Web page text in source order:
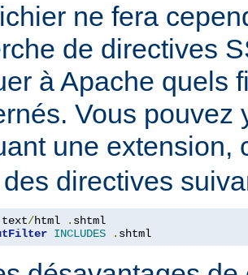
ne fera
de directives
à Apache quels
Vous pouvez
une extension,
des directives
text/html .
INCLUDES . shtml